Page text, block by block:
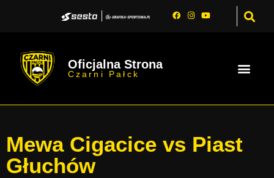
Oficjalna Strona
Czarni Pałck
Mewa Cigacice vs Piast
Głuchów